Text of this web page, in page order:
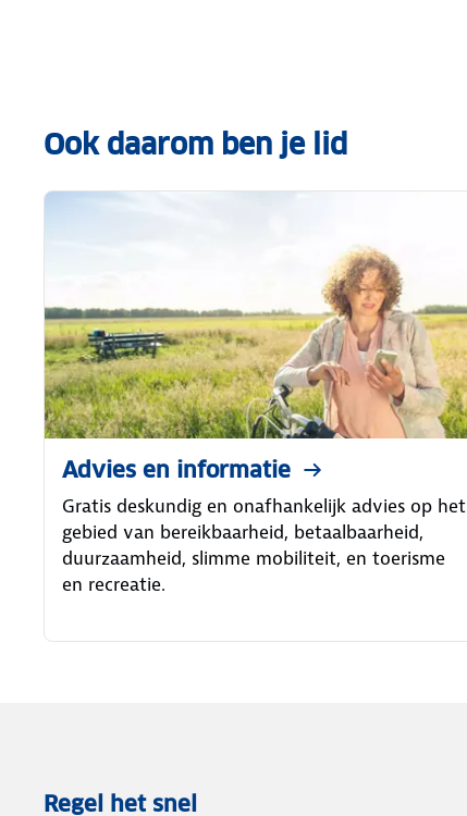
Ook daarom ben je lid
Advies en informatie
Gratis deskundig en onafhankelijk advies op het
gebied van bereikbaarheid, betaalbaarheid,
duurzaamheid, slimme mobiliteit, en toerisme
en recreatie.
Regel het snel